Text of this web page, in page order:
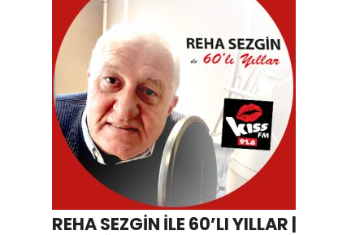
REHA SEZGİN İLE 60’LI YILLAR |